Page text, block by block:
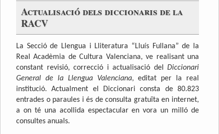
Actualisació dels diccionaris de la
RACV
La Secció de Llengua i Lliteratura “Lluís Fullana” de la
Real Acadèmia de Cultura Valenciana, ve realisant una
constant revisió, correcció i actualisació del Diccionari
General de la Llengua Valenciana, editat per la real
institució. Actualment el Diccionari consta de 80.823
entrades o paraules i és de consulta gratuïta en internet,
a on té una acollida espectacular en vora un milló de
consultes anuals.